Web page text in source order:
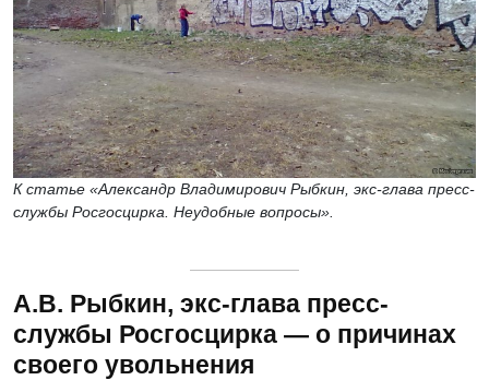
К статье «Александр Владимирович Рыбкин, экс-глава пресс-
службы Росгосцирка. Неудобные вопросы».
А.В. Рыбкин, экс-глава пресс-
службы Росгосцирка — о причинах
своего увольнения